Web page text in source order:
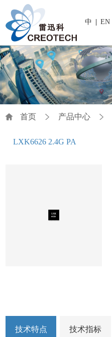
中 EN
首页 产品中心
LXK6626 2.4G PA
技术特点 技术指标